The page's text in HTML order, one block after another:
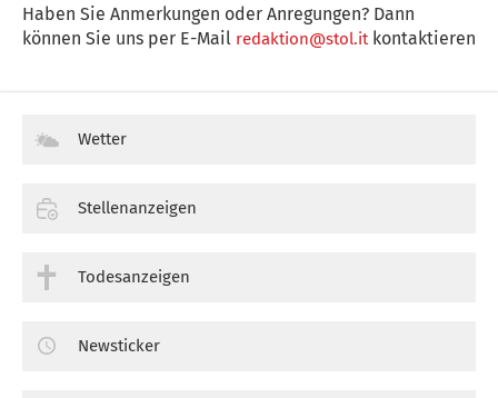
Haben Sie Anmerkungen oder Anregungen? Dann
können Sie uns per E-Mail redaktion@stol.itkontaktieren
Wetter
Stellenanzeigen
Todesanzeigen
Newsticker